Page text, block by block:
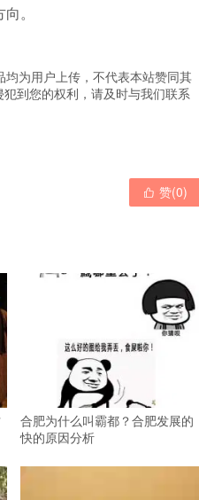
。
均为用户上传，不代表本站赞同其
到您的权利，请及时与我们联系
 赞(0)
合肥为什么叫霸都？合肥发展的
快的原因分析